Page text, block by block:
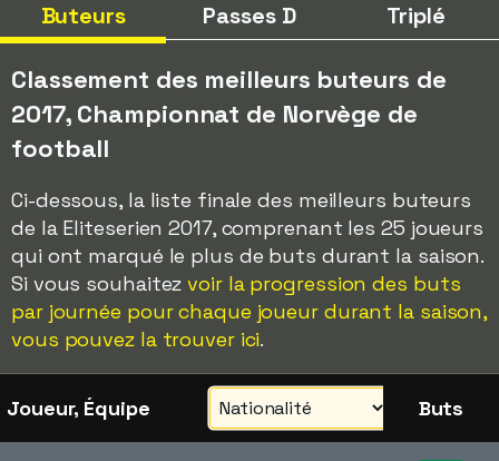
Buteurs Passes D Triplé
Classement des meilleurs buteurs de
2017, Championnat de Norvège de
football
Ci-dessous, la liste finale des meilleurs buteurs
de la Eliteserien 2017, comprenant les 25 joueurs
qui ont marqué le plus de buts durant la saison.
Si vous souhaitezvoir la progression des buts
par journée pour chaque joueur durant la saison,
vous pouvez la trouver ici.
Joueur, Équipe Buts